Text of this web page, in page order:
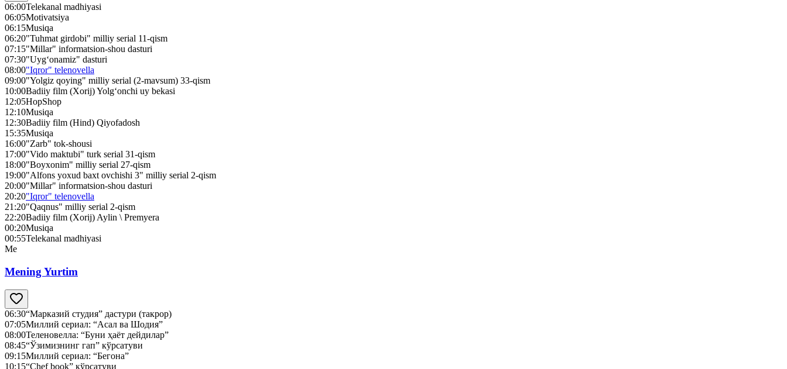
06:00Telekanal madhiyasi
06:05Motivatsiya
06:15Musiqa
06:20"Tuhmat girdobi" milliy serial 11-qism
07:15"Millar" informatsion-shou dasturi
07:30"Uyg‘onamiz" dasturi
08:00"Iqror" telenovella
09:00"Yolgiz qoying" milliy serial (2-mavsum) 33-qism
10:00Badiiy film (Xorij) Yolg‘onchi uy bekasi
12:05HopShop
12:10Musiqa
12:30Badiiy film (Hind) Qiyofadosh
15:35Musiqa
16:00"Zarb" tok-shousi
17:00"Vido maktubi" turk serial 31-qism
18:00"Boyxonim" milliy serial 27-qism
19:00"Alfons yoxud baxt ovchishi 3" milliy serial 2-qism
20:00"Millar" informatsion-shou dasturi
20:20"Iqror" telenovella
21:20"Qaqnus" milliy serial 2-qism
22:20Badiiy film (Xorij) Aylin \ Premyera
00:20Musiqa
00:55Telekanal madhiyasi
Me
Mening Yurtim
06:30“Марказий студия” дастури (такрор)
07:05Миллий сериал: “Асал ва Шодия”
08:00Теленовелла: “Буни ҳаёт дейдилар”
08:45“Ўзимизнинг гап” кўрсатуви
09:15Миллий сериал: “Бегона”
10:15“Chef book” кўрсатуви